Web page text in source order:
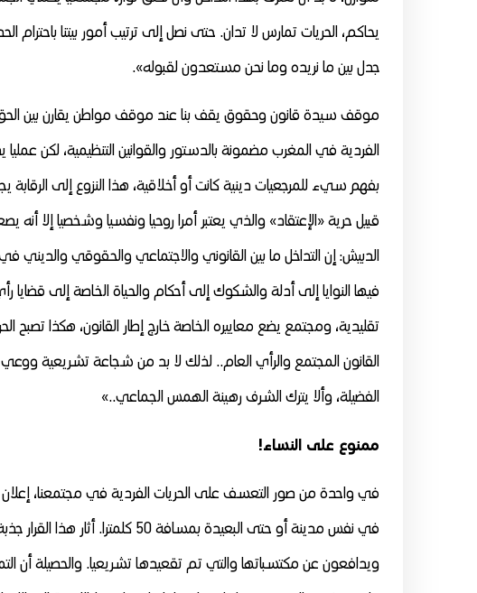
يحاكم، الحريات تمارس لا تدان. حتى نصل إلى ترتيب أمور بيتنا
جدل بين ما نريده وما نحن مستعدون لقبوله».
موقف سيدة قانون وحقوق يقف بنا عند موقف مواطن يقارن بين الحق
الفردية في المغرب مضمونة بالدستور والقوانين التنظيمية، لكن
بفهم سيء للمرجعيات دينية كانت أو أخلاقية، هذا النزوع إلى
قبيل حرية «الإعتقاد» والذي يعتبر أمرا روحيا ونفسيا وشخصيا إلا أنه
الدبيش: إن التداخل ما بين القانوني والاجتماعي والحقوقي
فيها النوايا إلى أدلة والشكوك إلى أحكام والحياة الخاصة إلى
تقليدية، ومجتمع يضع معاييره الخاصة خارج إطار القانون، هكذا تصبح
القانون المجتمع والرأي العام.. لذلك لا بد من شجاعة تشريعية
الفضيلة، وألا يترك الشرف رهينة الهمس الجماعي..»
ممنوع على النساء!
في واحدة من صور التعسف على الحريات الفردية في مجتمعنا،
في نفس مدينة أو حتى البعيدة
ويدافعون عن مكتسباتها والتي تم تقعيدها تشريعيا. والحصيلة أن